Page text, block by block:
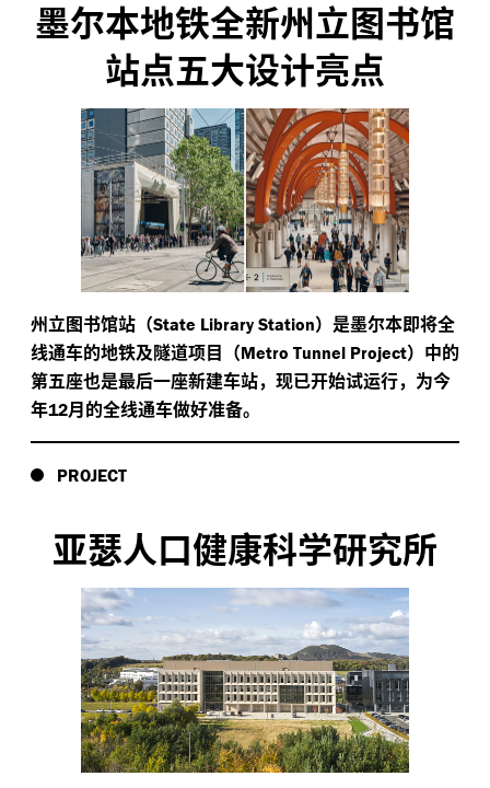
墨尔本地铁全新州立图书馆
站点五大设计亮点
州立图书馆站（State Library Station）是墨尔本即将全
线通车的地铁及隧道项目（Metro Tunnel Project）中的
第五座也是最后一座新建车站，现已开始试运行，为今
年12月的全线通车做好准备。
PROJECT
亚瑟人口健康科学研究所